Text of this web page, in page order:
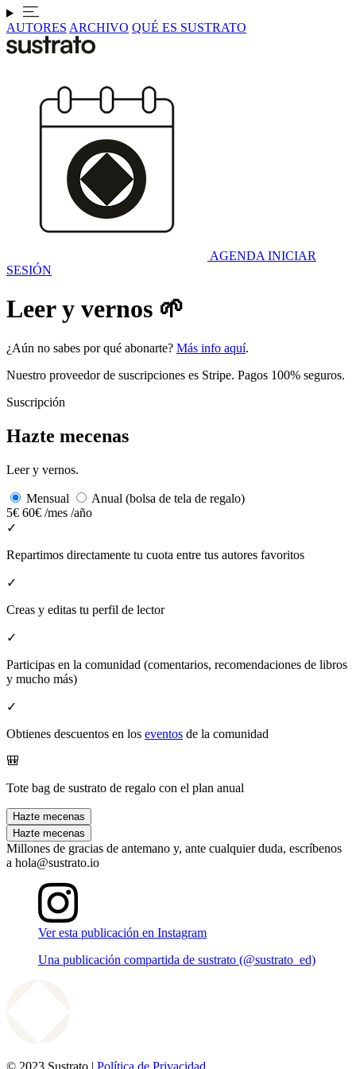
AUTORES ARCHIVO QUÉ ES SUSTRATO
AGENDA INICIAR
SESIÓN
Leer y vernos 🌱
¿Aún no sabes por qué abonarte? Más info aquí.
Nuestro proveedor de suscripciones es Stripe. Pagos 100% seguros.
Suscripción
Hazte mecenas
Leer y vernos.
Mensual
Anual (bolsa de tela de regalo)
5€ 60€ /mes /año
✓
Repartimos directamente tu cuota entre tus autores favoritos
✓
Creas y editas tu perfil de lector
✓
Participas en la comunidad (comentarios, recomendaciones de libros
y mucho más)
✓
Obtienes descuentos en los eventos de la comunidad
🎒
Tote bag de sustrato de regalo con el plan anual
Hazte mecenas
Hazte mecenas
Millones de gracias de antemano y, ante cualquier duda, escríbenos
a hola@sustrato.io
Ver esta publicación en Instagram
Una publicación compartida de sustrato (@sustrato_ed)
© 2023 Sustrato | Política de Privacidad